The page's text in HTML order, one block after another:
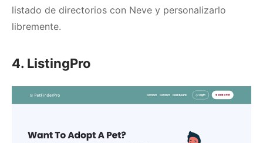
listado de directorios con Neve y personalizarlo
libremente.
4. ListingPro